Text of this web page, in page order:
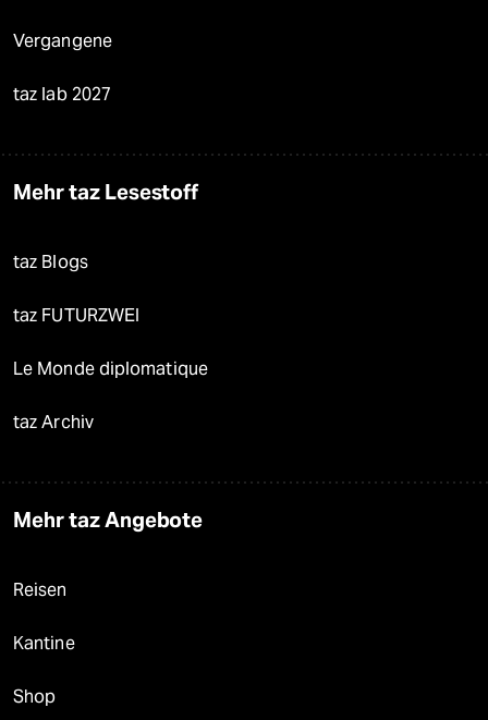
Vergangene
taz lab 2027
Mehr taz Lesestoff
taz Blogs
taz FUTURZWEI
Le Monde diplomatique
taz Archiv
Mehr taz Angebote
Reisen
Kantine
Shop